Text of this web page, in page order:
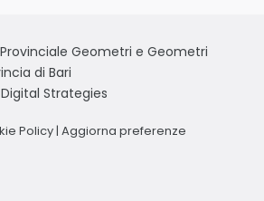
Geometri e Geometri
di Bari
Digital Strategies
Policy| Aggiorna preferenze